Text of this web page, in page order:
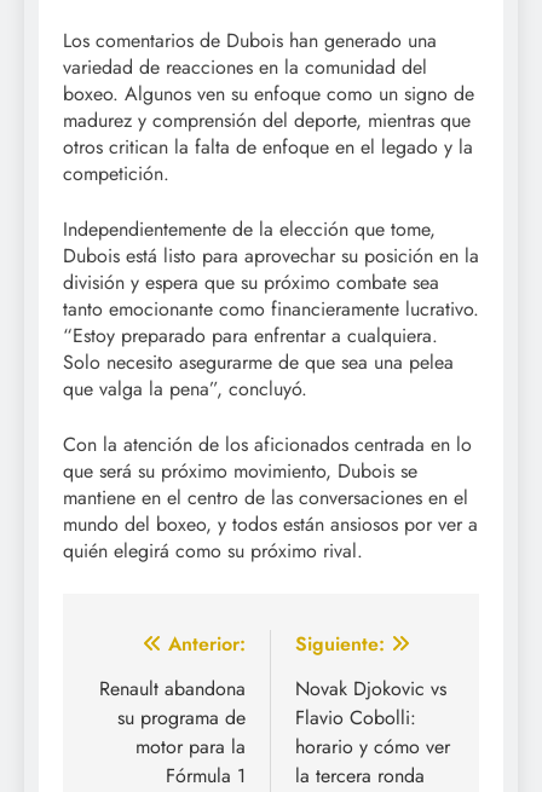
Los comentarios de Dubois han generado una
variedad de reacciones en la comunidad del
boxeo. Algunos ven su enfoque como un signo de
madurez y comprensión del deporte, mientras que
otros critican la falta de enfoque en el legado y la
competición.
Independientemente de la elección que tome,
Dubois está listo para aprovechar su posición en la
división y espera que su próximo combate sea
tanto emocionante como financieramente lucrativo.
“Estoy preparado para enfrentar a cualquiera.
Solo necesito asegurarme de que sea una pelea
que valga la pena”, concluyó.
Con la atención de los aficionados centrada en lo
que será su próximo movimiento, Dubois se
mantiene en el centro de las conversaciones en el
mundo del boxeo, y todos están ansiosos por ver a
quién elegirá como su próximo rival.
Navegación
de
entradas
Anterior:
Renault abandona
su programa de
motor para la
Fórmula 1
Siguiente:
Novak Djokovic vs
Flavio Cobolli:
horario y cómo ver
la tercera ronda